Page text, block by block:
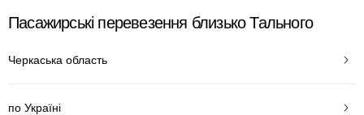
Пасажирські перевезення близько Тального
Черкаська область
по Україні